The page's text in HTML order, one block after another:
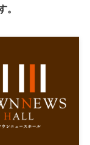
。